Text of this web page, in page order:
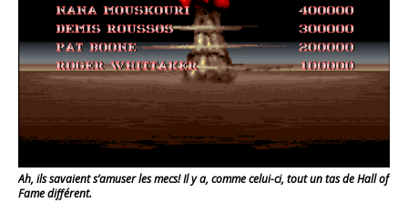
Ah, ils savaient s’amuser les mecs! Il y a, comme celui-ci, tout un tas de Hall of
Fame différent.